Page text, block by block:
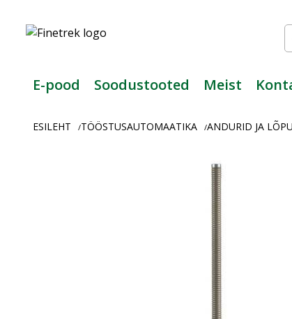
Usaldusväärne
tööstusautomaatika
E-pood Soodustooted Meist
ESILEHT /TÖÖSTUSAUTOMAATIKA /ANDURID JA